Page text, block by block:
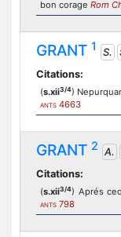
bon corage Rom
GRANT 1 S.
Citations:
(s.xii3/4)
ANTS 4663
GRANT 2 A.
Citations:
(s.xii3/4) Aprés
ANTS 798